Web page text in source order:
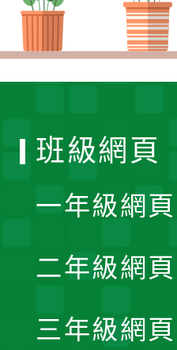
班級網頁
一年級網頁
二年級網頁
三年級網頁